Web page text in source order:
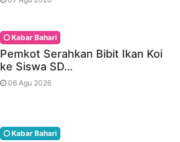
Kabar Bahari
Pemkot Serahkan Bibit Ikan Koi
ke Siswa SD…
06 Agu 2026
Kabar Bahari